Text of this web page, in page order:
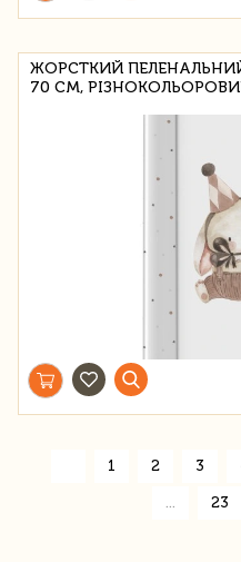
ЖОРСТКИЙ ПЕЛЕНАЛЬНИЙ
70 СМ,
1 2 3
23